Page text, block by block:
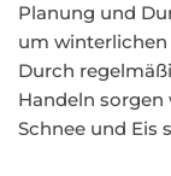
Planung und
um winterlichen
Durch
Handeln sorgen
Schnee und Eis